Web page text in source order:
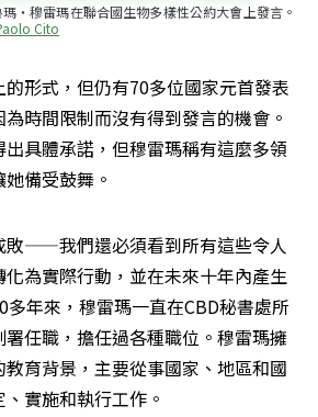
・穆雷瑪在聯合國生物多樣性公約大會上發言。
Cito
形式，但仍有70多位國家元首發表
時間限制而沒有得到發言的機會。
具體承諾，但穆雷瑪稱有這麼多領
備受鼓舞。
敗——我們還必須看到所有這些令人
為實際行動，並在未來十年內產生
多年來，穆雷瑪一直在CBD秘書處所
任職，擔任過各種職位。穆雷瑪擁
育背景，主要從事國家、地區和國
實施和執行工作。